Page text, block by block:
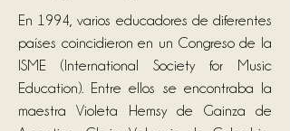
En 1994, varios educadores de diferentes
países coincidieron en un Congreso de la
ISME (International Society for Music
Education). Entre ellos se encontraba la
maestra Violeta Hemsy de Gainza de